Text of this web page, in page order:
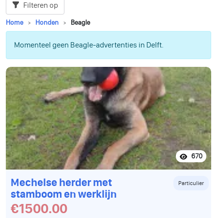
Filteren op
Home Honden Beagle
Momenteel geen Beagle-advertenties in Delft.
670
Mechelse herder met
stamboom en werklijn
Particulier
€1500.00